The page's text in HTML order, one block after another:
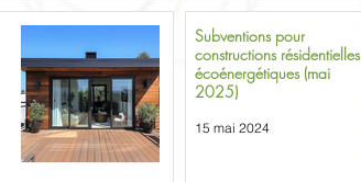
Subventions pour
constructions résidentielles
écoénergétiques (mai
2025)
15 mai 2024